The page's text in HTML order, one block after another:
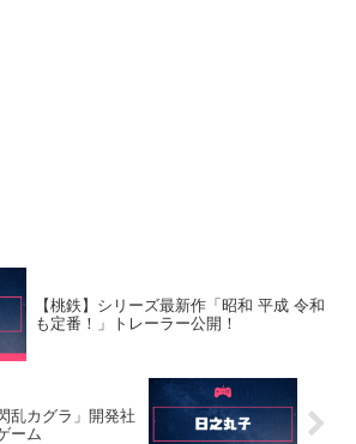
【桃鉄】シリーズ最新作「昭和 平成 令和
も定番！」トレーラー公開！
乱カグラ」開発社
ーム